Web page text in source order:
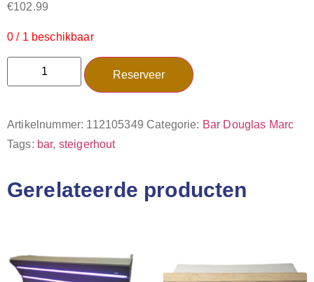
€102.99
0 / 1 beschikbaar
Reserveer
Artikelnummer: 112105349 Categorie: Bar Douglas Marc
Tags: bar, steigerhout
Gerelateerde producten